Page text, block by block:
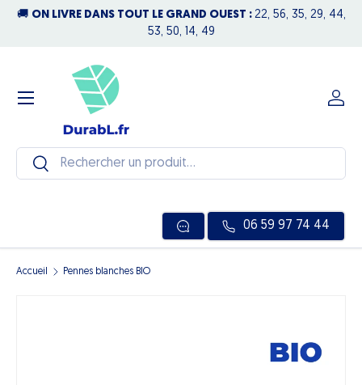
🚚 ON LIVRE DANS TOUT LE GRAND OUEST : 22, 56, 35, 29, 44,
53, 50, 14, 49
Recherche
Rechercher
06 59 97 74 44
Se
Menu
Accueil Pennes blanches BIO